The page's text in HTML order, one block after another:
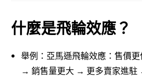
什麼是飛輪效應？
舉例：亞馬遜飛輪效應：售價
→ 銷售量更大 → 更多賣家進駐